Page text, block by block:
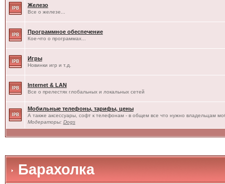
Железо
Все о железе...
Программное обеспечение
Кое-что о программах...
Игры
Новинки игр и т.д.
Internet & LAN
Все о прелестях глобальных и локальных сетей
Мобильные телефоны, тарифы, цены
А также аксессуары, софт к телефонам - в общем все что нужно владельцам
Модераторы: Dogs
Барахолка